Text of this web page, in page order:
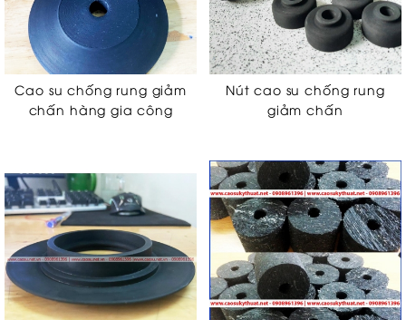
Cao su chống rung giảm
chấn hàng gia công
Nút cao su chống rung
giảm chấn